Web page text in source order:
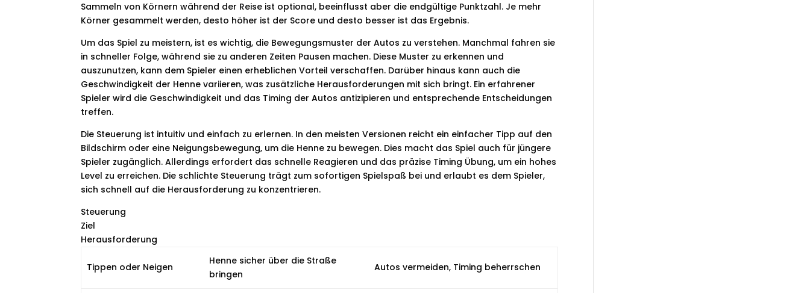
Sammeln von Körnern während der Reise ist optional, beeinflusst aber die endgültige Punktzahl. Je mehr
Körner gesammelt werden, desto höher ist der Score und desto besser ist das Ergebnis.
Um das Spiel zu meistern, ist es wichtig, die Bewegungsmuster der Autos zu verstehen. Manchmal fahren sie
in schneller Folge, während sie zu anderen Zeiten Pausen machen. Diese Muster zu erkennen und
auszunutzen, kann dem Spieler einen erheblichen Vorteil verschaffen. Darüber hinaus kann auch die
Geschwindigkeit der Henne variieren, was zusätzliche Herausforderungen mit sich bringt. Ein erfahrener
Spieler wird die Geschwindigkeit und das Timing der Autos antizipieren und entsprechende Entscheidungen
treffen.
Die Steuerung ist intuitiv und einfach zu erlernen. In den meisten Versionen reicht ein einfacher Tipp auf den
Bildschirm oder eine Neigungsbewegung, um die Henne zu bewegen. Dies macht das Spiel auch für jüngere
Spieler zugänglich. Allerdings erfordert das schnelle Reagieren und das präzise Timing Übung, um ein hohes
Level zu erreichen. Die schlichte Steuerung trägt zum sofortigen Spielspaß bei und erlaubt es dem Spieler,
sich schnell auf die Herausforderung zu konzentrieren.
Steuerung
Ziel
Herausforderung
Tippen oder Neigen
Henne sicher über die Straße
bringen
Autos vermeiden, Timing beherrschen